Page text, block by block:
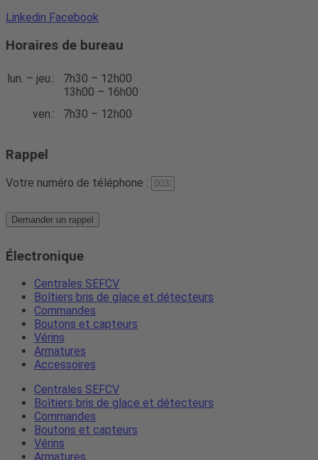
Linkedin Facebook
Horaires de bureau
lun. – jeu.:
7h30 – 12h00
13h00 – 16h00
ven.:
7h30 – 12h00
Rappel
Votre numéro de téléphone :
Demander un rappel
Électronique
Centrales SEFCV
Boîtiers bris de glace et détecteurs
Commandes
Boutons et capteurs
Vérins
Armatures
Accessoires
Centrales SEFCV
Boîtiers bris de glace et détecteurs
Commandes
Boutons et capteurs
Vérins
Armatures